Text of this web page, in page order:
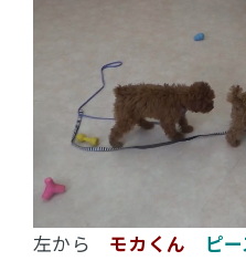
左から モカくん ピ